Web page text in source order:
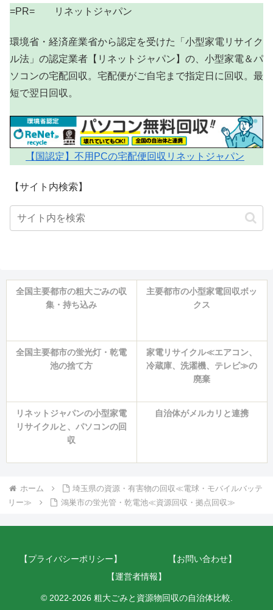
=PR= リネットジャパン
環境省・経済産業省から認定を受けた「小型家電リサイク
ル法」の認定業者【リネットジャパン】の、小型家電＆パ
ソコンの宅配回収。宅配便がご自宅まで指定日に回収。最
短で翌日回収。
【国認定】不用PCの宅配便回収リネットジャパン
【サイト内検索】
全国主要都市の粗大ごみの収
集・持ち込み
主要都市の小型家電回収ボッ
クス
全国主要都市の蛍光灯・乾電
池の捨て方
家電リサイクル≪エアコン、
冷蔵庫、洗濯機、テレビ≫の
廃棄
リネットジャパンの小型家電
リサイクルと、パソコンの回
収
自治体がメルカリと連携
ホーム
埼玉県の資源・有害物の回収≪電球・モバイルバッテ
リー≫
鴻巣市の蛍光管・乾電池≪資源回収・拠点回収≫
【プライバシーポリシー】
【お問い合わせ】
【運営者情報】
© 2022-2026 粗大ごみと資源物回収の自治体比較.